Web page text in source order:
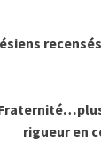
rigueur en